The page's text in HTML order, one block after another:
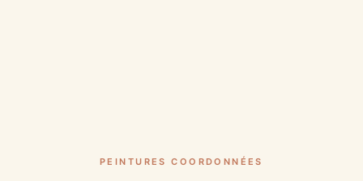
PEINTURES COORDONNÉES